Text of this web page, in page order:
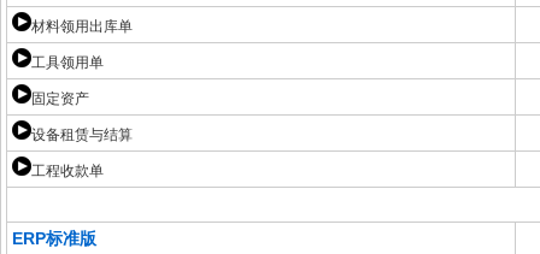
材料领用出库单
工具领用单
固定资产
设备租赁与结算
工程收款单
ERP标准版